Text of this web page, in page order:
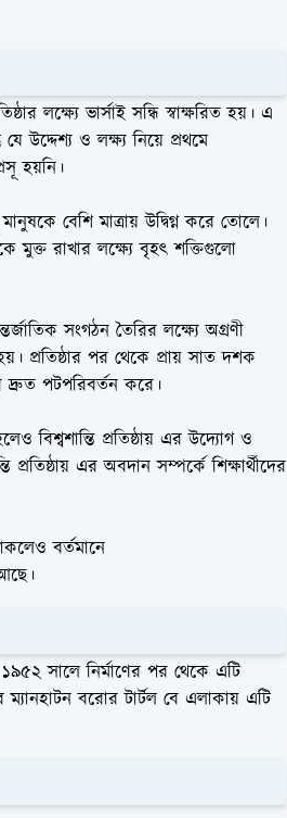
লক্ষ্যে ভার্সাই সন্ধি স্বাক্ষরিত হয়। এ
উদ্দেশ্য ও লক্ষ্য নিয়ে প্রথমে
হয়নি।
বেশি মাত্রায় উদ্বিগ্ন করে তোলে।
মুক্ত রাখার লক্ষ্যে বৃহৎ শক্তিগুলো
সংগঠন তৈরির লক্ষ্যে অগ্রণী
প্রতিষ্ঠার পর থেকে প্রায় সাত দশক
দ্রুত পটপরিবর্তন করে।
বিশ্বশান্তি প্রতিষ্ঠায় এর উদ্যোগ ও
এর অবদান সম্পর্কে শিক্ষার্থীদের
বর্তমানে
সালে নির্মাণের পর থেকে এটি
বরোর টার্টল বে এলাকায় এটি